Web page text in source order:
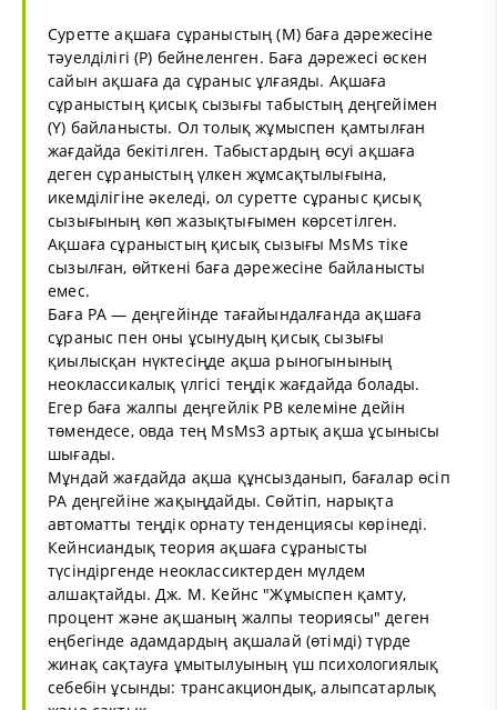
Суретте ақшаға сұраныстың (М) баға дәрежесіне
тәуелділігі (Р) бейнеленген. Баға дәрежесі өскен
сайын ақшаға да сұраныс ұлғаяды. Ақшаға
сұраныстың қисық сызығы табыстың деңгейімен
(Ү) байланысты. Ол толық жұмыспен қамтылған
жағдайда бекітілген. Табыстардың өсуі ақшаға
деген сұраныстың үлкен жұмсақтылығына,
икемділігіне әкеледі, ол суретте сұраныс қисық
сызығының көп жазықтығымен көрсетілген.
Ақшаға сұраныстың қисық сызығы МsМs тіке
сызылған, өйткені баға дәрежесіне байланысты
емес.
Баға РА — деңгейінде тағайындалғанда ақшаға
сұраныс пен оны ұсынудың қисық сызығы
қиылысқан нүктесіңде ақша рыногынының
неоклассикалық үлгісі теңдік жағдайда болады.
Егер баға жалпы деңгейлік РВ келеміне дейін
төмендесе, овда тең МsМs3 артық ақша ұсынысы
шығады.
Мұндай жағдайда ақша құнсызданып, бағалар өсіп
РА деңгейіне жақыңдайды. Сөйтіп, нарықта
автоматты теңдік орнату тенденциясы көрінеді.
Кейнсиандық теория ақшаға сұранысты
түсіндіргенде неоклассиктерден мүлдем
алшақтайды. Дж. М. Кейнс "Жұмыспен қамту,
процент және ақшаның жалпы теориясы" деген
еңбегінде адамдардың ақшалай (өтімді) түрде
жинақ сақтауға ұмытылуының үш психологиялық
себебін ұсынды: трансакциондық, алыпсатарлық